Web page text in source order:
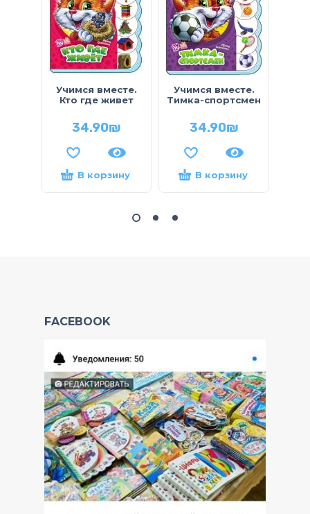
Учимся вместе.
Кто где живет
34.90₪
В корзину
Учимся вместе.
Тимка-спортсмен
34.90₪
В корзину
FACEBOOK